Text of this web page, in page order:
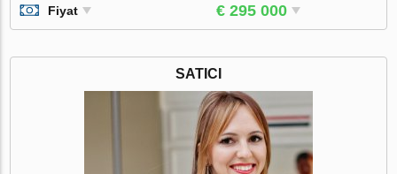
Fiyat € 295 000
SATICI